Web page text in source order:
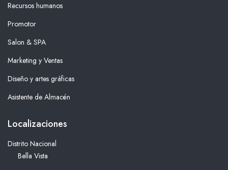
Recursos humanos
Promotor
Salon & SPA
Marketing y Ventas
Diseño y artes gráficas
Asistente de Almacén
Localizaciones
Distrito Nacional
Bella Vista